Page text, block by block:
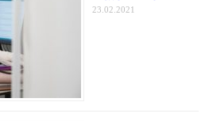
23.02.2021